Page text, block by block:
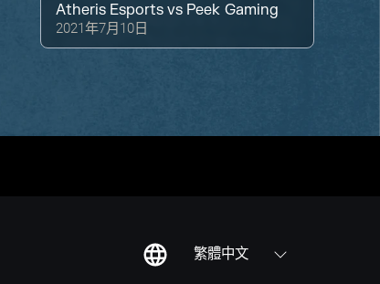
Atheris Esports vs Peek Gaming
2021年7月10日
繁體中文